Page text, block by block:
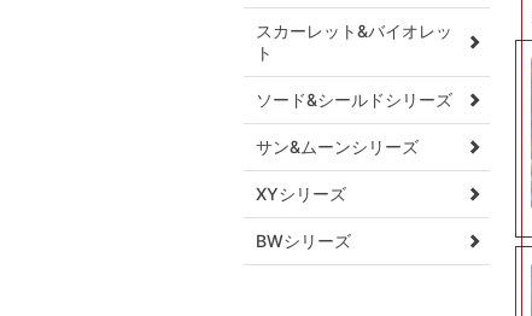
スカーレット&バイオレッ
ト
ソード&シールドシリーズ
サン&ムーンシリーズ
XYシリーズ
BWシリーズ